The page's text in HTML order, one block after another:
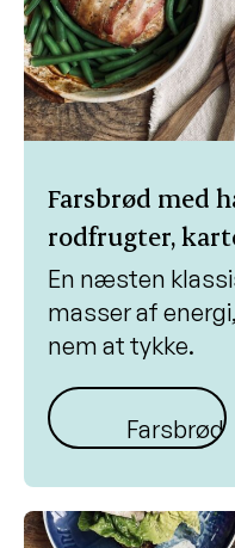
Farsbrød med
rodfrugter,
En næsten
masser af
nem at tykke.
Farsbrød